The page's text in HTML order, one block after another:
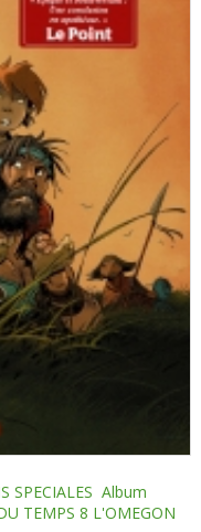
SPECIALES Album
TEMPS 8 L'OMEGON